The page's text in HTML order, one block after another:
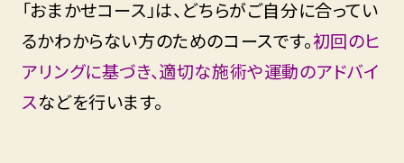
「おまかせコース」は、どちらがご自分に合ってい
るかわからない方のためのコースです。初回のヒ
アリングに基づき、適切な施術や運動のアドバイ
スなどを行います。